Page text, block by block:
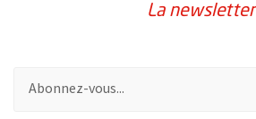
La newsletter